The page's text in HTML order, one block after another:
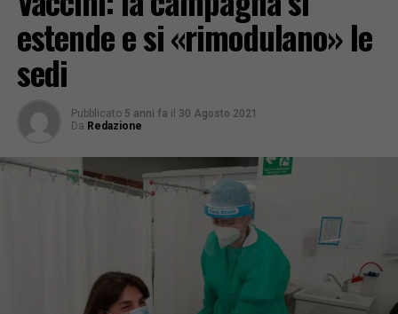
estende e si «rimodulano» le
sedi
Pubblicato 5 anni fa il 30 Agosto 2021
Da Redazione